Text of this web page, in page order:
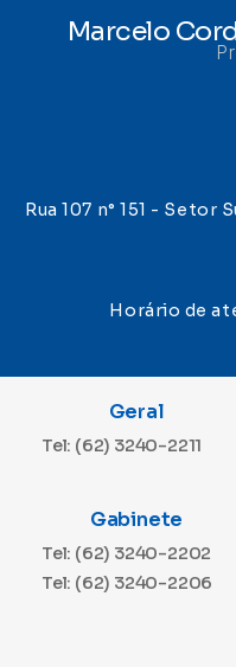
Marcelo
Rua 107 n° 151 - Setor
Horário de
Geral
Tel: (62) 3240-2211
Gabinete
Tel: (62) 3240-2202
Tel: (62) 3240-2206